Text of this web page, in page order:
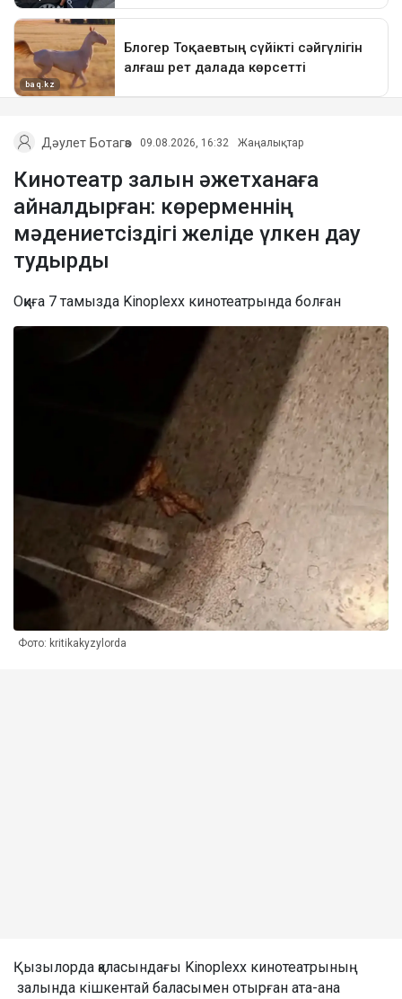
Дәулет Ботагөз 09.08.2026, 16:32 Жаңалықтар
Кинотеатр залын әжетханаға
айналдырған: көрерменнің
мәдениетсіздігі желіде үлкен дау
тудырды
Оқиға 7 тамызда Kinoplexx кинотеатрында болған
Фото: kritikakyzylorda
Қызылорда қаласындағы Kinoplexx кинотеатрының
залында кішкентай баласымен отырған ата-ана